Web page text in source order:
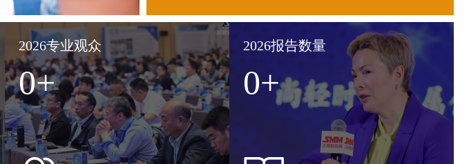
2026专业观众
0+
2026报告数量
0+